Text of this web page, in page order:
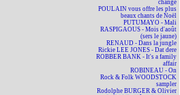
changé
POULAIN vous offre les plus
beaux chants de Noël
PUTUMAYO - Mali
RASPIGAOUS - Mois d'août
(sers le jaune)
RENAUD - Dans la jungle
Rickie LEE JONES - Dat dere
ROBBER BANK - It's a family
affair
ROBINEAU - On
Rock & Folk WOODSTOCK
sampler
Rodolphe BURGER & Olivier